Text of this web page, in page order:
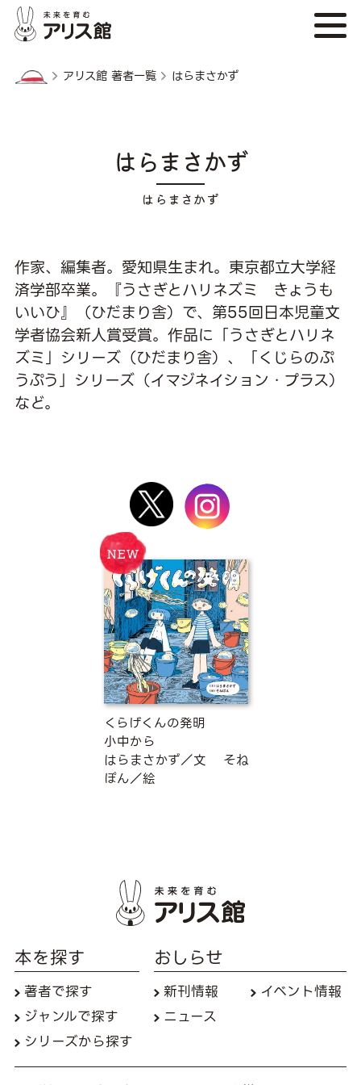
アリス館 著者一覧 はらまさかず
はらまさかず
作家、編集者。愛知県生まれ。東京都立大学経
済学部卒業。『うさぎとハリネズミ きょうも
いいひ』（ひだまり舎）で、第55回日本児童文
学者協会新人賞受賞。作品に「うさぎとハリネ
ズミ」シリーズ（ひだまり舎）、「くじらのぷ
うぷう」シリーズ（イマジネイション・プラス）
など。
くらげくんの発明
小中から
はらまさかず／文
そね
ぽん／絵
本を探す
著者で探す
ジャンルで探す
シリーズから探す
おしらせ
新刊情報
イベント情報
ニュース